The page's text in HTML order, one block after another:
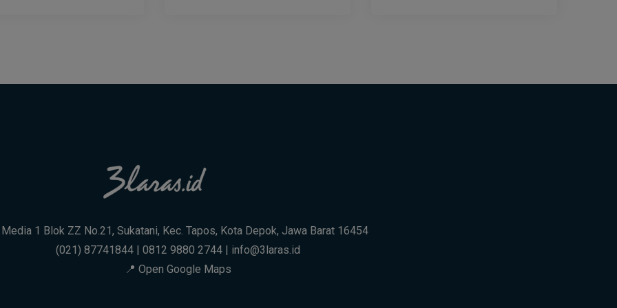
1 Blok ZZ No.21, Sukatani, Kec. Tapos, Kota Depok, Jawa Barat 16454
(021) 87741844 | 0812 9880 2744 | info@3laras.id
📍 Open Google Maps